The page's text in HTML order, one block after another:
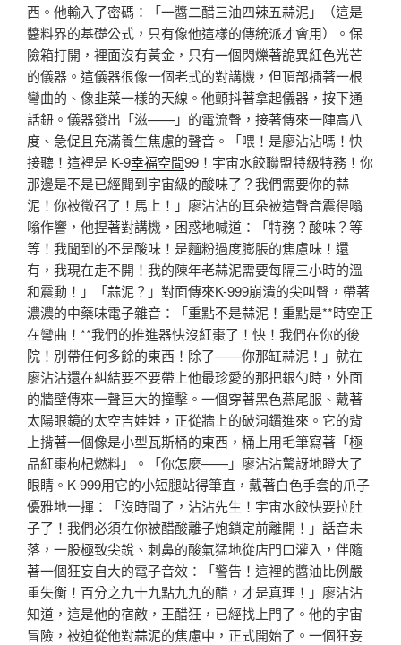
西。他輸入了密碼：「一醬二醋三油四辣五蒜泥」（這是
醬料界的基礎公式，只有像他這樣的傳統派才會用）。保
險箱打開，裡面沒有黃金，只有一個閃爍著詭異紅色光芒
的儀器。這儀器很像一個老式的對講機，但頂部插著一根
彎曲的、像韭菜一樣的天線。他顫抖著拿起儀器，按下通
話鈕。儀器發出「滋——」的電流聲，接著傳來一陣高八
度、急促且充滿養生焦慮的聲音。「喂！是廖沾沾嗎！快
接聽！這裡是 K-9幸福空間99！宇宙水餃聯盟特級特務！你
那邊是不是已經聞到宇宙級的酸味了？我們需要你的蒜
泥！你被徵召了！馬上！」廖沾沾的耳朵被這聲音震得嗡
嗡作響，他捏著對講機，困惑地喊道：「特務？酸味？等
等！我聞到的不是酸味！是麵粉過度膨脹的焦慮味！還
有，我現在走不開！我的陳年老蒜泥需要每隔三小時的溫
和震動！」「蒜泥？」對面傳來K-999崩潰的尖叫聲，帶著
濃濃的中藥味電子雜音：「重點不是蒜泥！重點是**時空正
在彎曲！**我們的推進器快沒紅棗了！快！我們在你的後
院！別帶任何多餘的東西！除了——你那缸蒜泥！」就在
廖沾沾還在糾結要不要帶上他最珍愛的那把銀勺時，外面
的牆壁傳來一聲巨大的撞擊。一個穿著黑色燕尾服、戴著
太陽眼鏡的太空吉娃娃，正從牆上的破洞鑽進來。它的背
上揹著一個像是小型瓦斯桶的東西，桶上用毛筆寫著「極
品紅棗枸杞燃料」。「你怎麼——」廖沾沾驚訝地瞪大了
眼睛。K-999用它的小短腿站得筆直，戴著白色手套的爪子
優雅地一揮：「沒時間了，沾沾先生！宇宙水餃快要拉肚
子了！我們必須在你被醋酸離子炮鎖定前離開！」話音未
落，一股極致尖銳、刺鼻的酸氣猛地從店門口灌入，伴隨
著一個狂妄自大的電子音效：「警告！這裡的醬油比例嚴
重失衡！百分之九十九點九九的醋，才是真理！」廖沾沾
知道，這是他的宿敵，王醋狂，已經找上門了。他的宇宙
冒險，被迫從他對蒜泥的焦慮中，正式開始了。一個狂妄